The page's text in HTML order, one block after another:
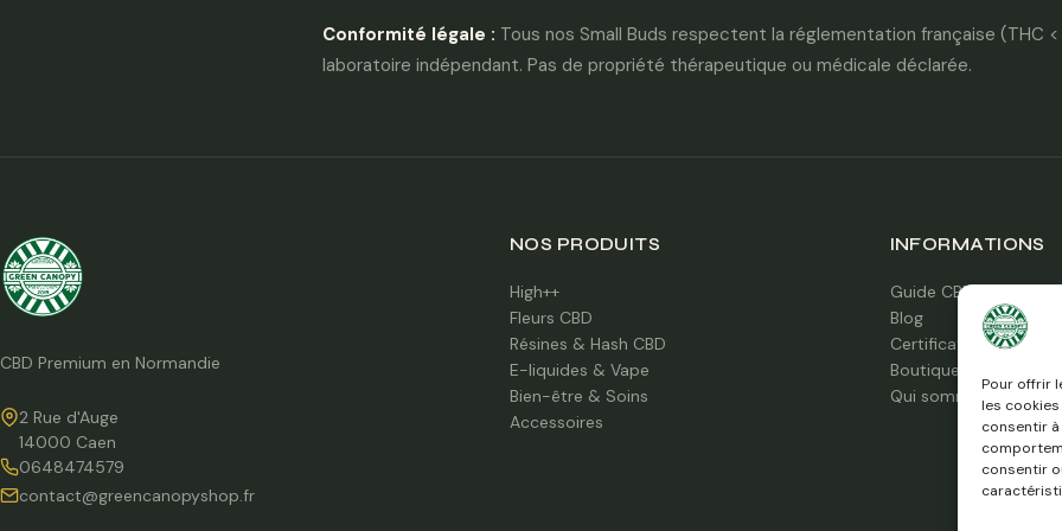
Pour offrir
les
consentir
consentir
Conformité légale : Tous nos Small Buds respectent la réglementation française (THC
laboratoire indépendant. Pas de propriété thérapeutique ou médicale déclarée.
CBD Premium en Normandie
2 Rue d'Auge
14000 Caen
0648474579
contact@greencanopyshop.fr
NOS PRODUITS
High++
Fleurs CBD
Résines & Hash CBD
E-liquides & Vape
Bien-être & Soins
Accessoires
INFORMATIONS
Guide CBD
Blog
Certifications labo
Boutique à Caen
Qui sommes-nous ?